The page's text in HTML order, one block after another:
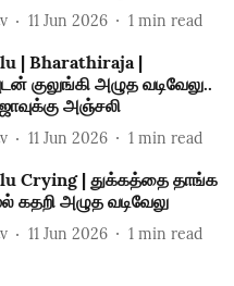
11 Jun 2026 1 min read
| Bharathiraja |
குலுங்கி அழுத வடிவேலு..
அஞ்சலி
11 Jun 2026 1 min read
Crying | துக்கத்தை தாங்க
கதறி அழுத வடிவேலு
11 Jun 2026 1 min read